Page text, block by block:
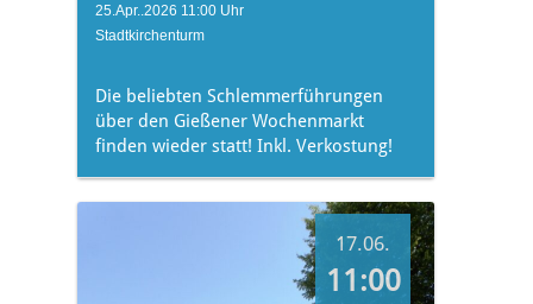
25.Apr..2026 11:00 Uhr
Stadtkirchenturm
Die beliebten Schlemmerführungen
über den Gießener Wochenmarkt
finden wieder statt! Inkl. Verkostung!
17.06.
11:00